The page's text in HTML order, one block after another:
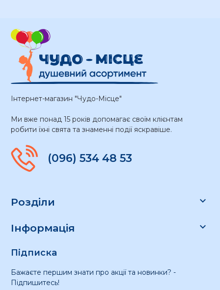
Інтернет-магазин "Чудо-Місце"
Ми вже понад 15 років допомагає своїм клієнтам
робити їхні свята та знаменні події яскравіше.
(096) 534 48 53
Розділи 
Інформація 
Підписка
Бажаєте першим знати про акції та новинки? -
Підпишитесь!